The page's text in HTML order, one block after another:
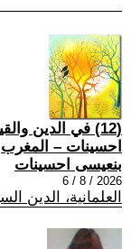
احسينات – المغرب
بنعيسى احسينات
2026 / 8 / 6
العلمانية، الدين